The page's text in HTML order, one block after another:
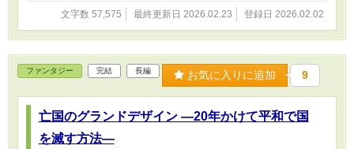
子」へとジョブチェンジ。 世界という名のバッ
クエンドをデバッグした結果、リゼットは「世
れそうになっていて――！？ 「勘弁して。私の
有給休暇（隠居生活）はどこにあるのよ！！」
文字数 57,575 最終更新日 2026.02.23 登録日 2026.02.02
ファンタジー 完結 長編 お気に入りに追加 9
亡国のグランドデザイン ―20年かけて平和で国
を滅す方法―